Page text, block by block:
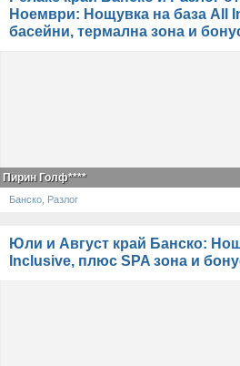
Ноември: Нощувка на база All
басейни, термална зона и
Пирин Голф****
Банско, Разлог
Юли и Август край Банско:
Inclusive, плюс SPA зона и